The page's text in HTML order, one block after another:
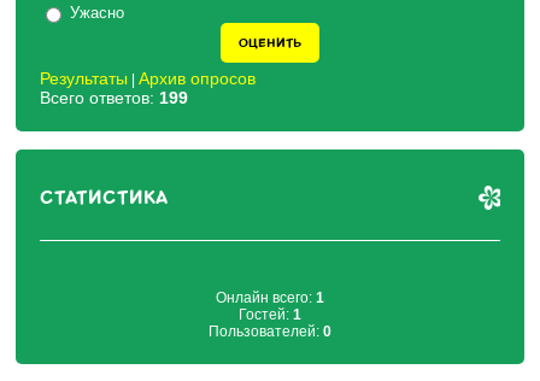
Ужасно
Результаты |Архив опросов
Всего ответов: 199
СТАТИСТИКА
Онлайн всего: 1
Гостей: 1
Пользователей: 0